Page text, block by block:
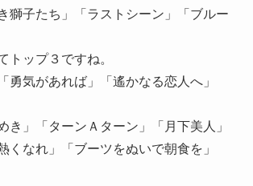
獅子たち」「ラストシーン」「ブルー
トップ３ですね。
勇気があれば」「遙かなる恋人へ」
き」「ターンＡターン」「月下美人」
くなれ」「ブーツをぬいで朝食を」